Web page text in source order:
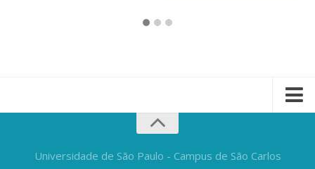
Universidade de São Paulo - Campus de São Carlos